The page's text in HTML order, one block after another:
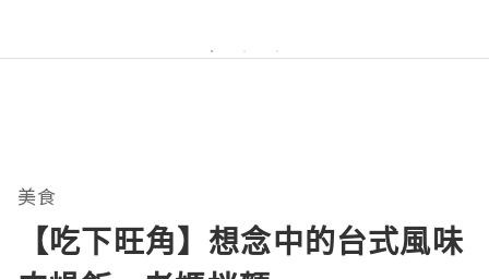
美食
【吃下旺角】想念中的台式風味